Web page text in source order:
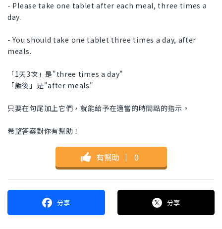
- Please take one tablet after each meal, three times a
day.
- You should take one tablet three times a day, after
meals.
「1天3次」是"three times a day"
「飯後」是"after meals"
只要在句尾加上它們，就能給予在適當的時間點的指示。
希望答案對你有幫助！
有幫助 ｜ 0
分享 分享